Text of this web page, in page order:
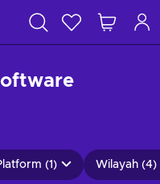
(1) Wilayah (4)